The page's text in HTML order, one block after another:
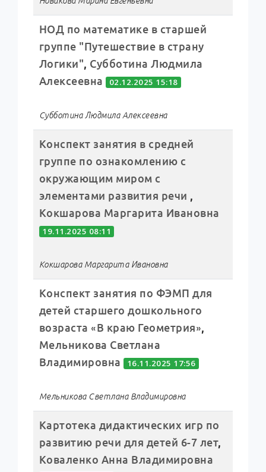
НОД по математике в старшей
группе "Путешествие в страну
Логики", Субботина Людмила
Алексеевна
02.12.2025 15:18
Субботина Людмила Алексеевна
Конспект занятия в средней
группе по ознакомлению с
окружающим миром с
элементами развития речи ,
Кокшарова Маргарита Ивановна
19.11.2025 08:11
Кокшарова Маргарита Ивановна
Конспект занятия по ФЭМП для
детей старшего дошкольного
возраста «В краю Геометрия»,
Мельникова Светлана
Владимировна
16.11.2025 17:56
Мельникова Светлана Владимировна
Картотека дидактических игр по
развитию речи для детей 6-7 лет,
Коваленко Анна Владимировна